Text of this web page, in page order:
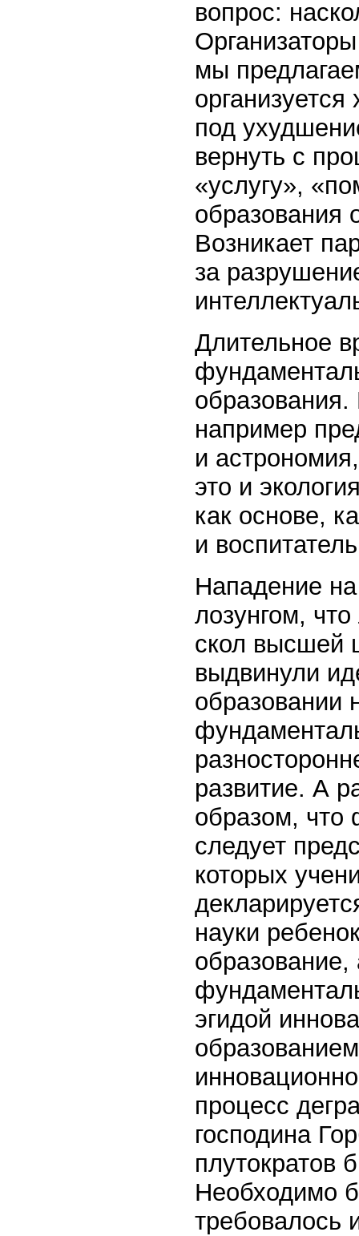
вопрос:
мы
под
вернуть с
«услугу»,
образования
Возникает
за
Длительное
образования.
например
и
это и
как основе,
и
Нападение
лозунгом,
скол высшей
выдвинули
образовании
развитие. А
образом, что
следует
которых
науки
эгидой
процесс
господина
плутократов
Необходимо
требовалось